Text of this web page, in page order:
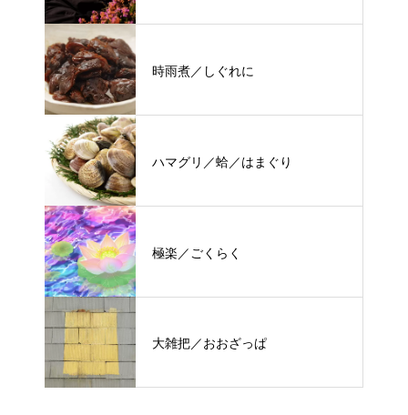
時雨煮／しぐれに
ハマグリ／蛤／はまぐり
極楽／ごくらく
大雑把／おおざっぱ